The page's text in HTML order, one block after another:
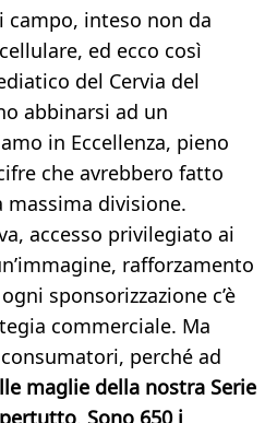
inteso non da
ed ecco così
del Cervia del
abbinarsi ad un
in Eccellenza, pieno
che avrebbero fatto
massima divisione.
accesso privilegiato ai
rafforzamento
sponsorizzazione c’è
commerciale. Ma
perché ad
maglie della nostra Serie
Sono 650 i